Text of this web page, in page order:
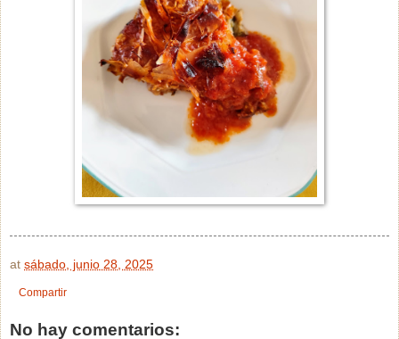
at sábado, junio 28, 2025
Compartir
No hay comentarios: